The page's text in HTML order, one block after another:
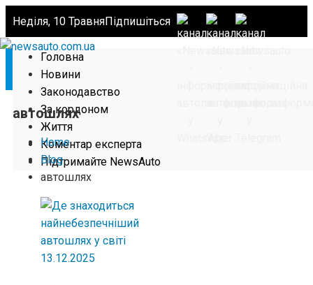
Неділя, 10 ТравняПідпишіться
Головна
Новини
Законодавство
За кордоном
Життя
Коментар експерта
Підтримайте NewsAuto
автошлях
Home
Blog
автошлях
13.12.2025